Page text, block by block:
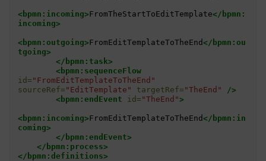
<bpmn:incoming>FromTheStartToEditTemplate</bpmn:
incoming>
<bpmn:outgoing>FromEditTemplateToTheEnd</bpmn:ou
tgoing>
</bpmn:task>
<bpmn:sequenceFlow
id= "FromEditTemplateToTheEnd"
sourceRef= "EditTemplate" targetRef= "TheEnd"
/>
<bpmn:endEvent
id= "TheEnd">
<bpmn:incoming>FromEditTemplateToTheEnd</bpmn:in
coming>
</bpmn:endEvent>
</bpmn:process>
</bpmn:definitions>